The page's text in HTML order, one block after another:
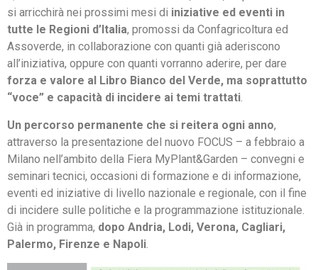
si arricchirà nei prossimi mesi di iniziative ed eventi in
tutte le Regioni d’Italia, promossi da Confagricoltura ed
Assoverde, in collaborazione con quanti già aderiscono
all’iniziativa, oppure con quanti vorranno aderire, per dare
forza e valore al Libro Bianco del Verde, ma soprattutto
“voce” e capacità di incidere ai temi trattati.
Un percorso permanente che si reitera ogni anno,
attraverso la presentazione del nuovo FOCUS – a febbraio a
Milano nell’ambito della Fiera MyPlant&Garden – convegni e
seminari tecnici, occasioni di formazione e di informazione,
eventi ed iniziative di livello nazionale e regionale, con il fine
di incidere sulle politiche e la programmazione istituzionale.
Già in programma, dopo Andria, Lodi, Verona, Cagliari,
Palermo, Firenze e Napoli